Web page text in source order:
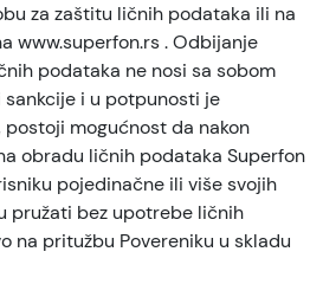
za zaštitu ličnih podataka ili na
www.superfon.rs . Odbijanje
podataka ne nosi sa sobom
i u potpunosti je
mogućnost da nakon
obradu ličnih podataka Superfon
pojedinačne ili više svojih
pružati bez upotrebe ličnih
na pritužbu Povereniku u skladu